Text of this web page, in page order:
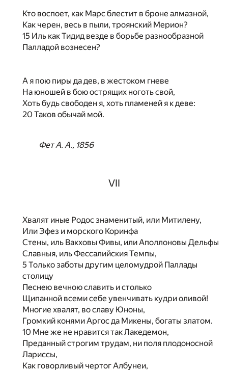
Кто воспоет, как Марс блестит в броне алмазной,
Как черен, весь в пыли, троянский Мерион?
15 Иль как Тидид везде в борьбе разнообразной
Палладой вознесен?
А я пою пиры да дев, в жестоком гневе
На юношей в бою острящих ноготь свой,
Хоть будь свободен я, хоть пламеней я к деве:
20 Таков обычай мой.
Фет А. А., 1856
VII
Хвалят иные Родос знаменитый, или Митилену,
Или Эфез и морского Коринфа
Стены, иль Вакховы Фивы, или Аполлоновы Дельфы
Славныя, иль Фессалийския Темпы,
5 Только заботы другим целомудрой Паллады
столицу
Песнею вечною славить и столько
Щипанной всеми себе увенчивать кудри оливой!
Многие хвалят, во славу Юноны,
Громкий конями Аргос да Микены, богаты златом.
10 Мне же не нравится так Лакедемон,
Преданный строгим трудам, ни поля плодоносной
Лариссы,
Как говорливый чертог Албунеи,